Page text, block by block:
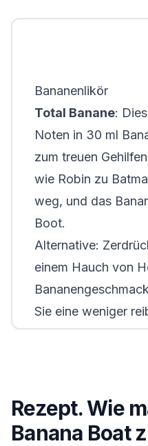
Bananenlikör
Total Banane:
Noten in 30 ml
zum treuen
wie Robin zu
weg, und das
Boot.
Alternative:
einem Hauch von
Sie eine weniger
Rezept. Wie
Banana Boat